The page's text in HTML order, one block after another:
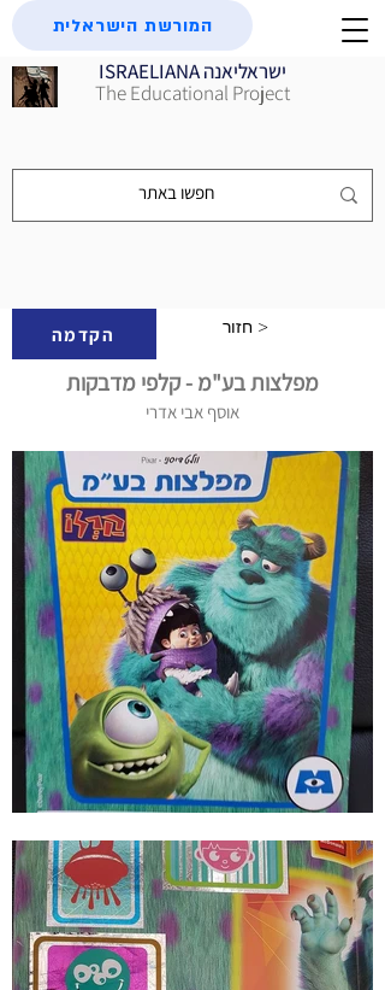
ISRAELIANA ישראליאנה
The Educational Project
המורשת הישראלית
הקדמה חזור >
מפלצות בע"מ - קלפי מדבקות
אוסף אבי אדרי